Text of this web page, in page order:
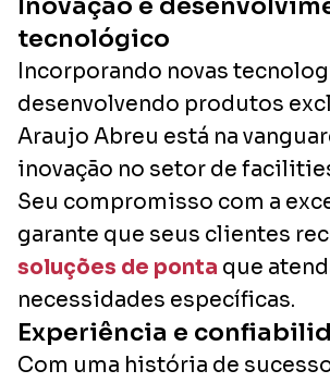
tecnológico
Incorporando novas
desenvolvendo produtos
Araujo Abreu está na
inovação no setor de
Seu compromisso com a
garante que seus clientes
soluções de ponta que
necessidades específicas.
Experiência e
Com uma história de